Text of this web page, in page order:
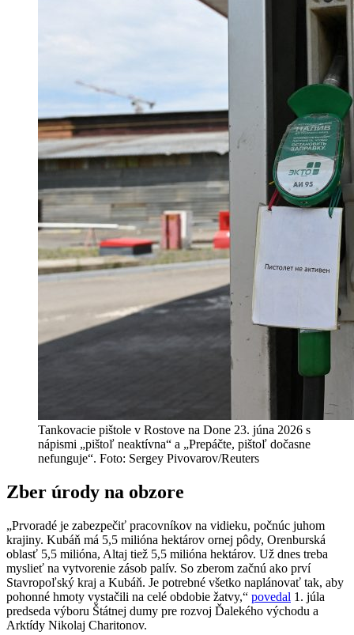
Tankovacie pištole v Rostove na Done 23. júna 2026 s
nápismi „pištoľ neaktívna“ a „Prepáčte, pištoľ dočasne
nefunguje“. Foto: Sergey Pivovarov/Reuters
Zber úrody na obzore
„Prvoradé je zabezpečiť pracovníkov na vidieku, počnúc juhom
krajiny. Kubáň má 5,5 milióna hektárov ornej pôdy, Orenburská
oblasť 5,5 milióna, Altaj tiež 5,5 milióna hektárov. Už dnes treba
myslieť na vytvorenie zásob palív. So zberom začnú ako prví
Stavropoľský kraj a Kubáň. Je potrebné všetko naplánovať tak, aby
pohonné hmoty vystačili na celé obdobie žatvy,“ povedal 1. júla
predseda výboru Štátnej dumy pre rozvoj Ďalekého východu a
Arktídy Nikolaj Charitonov.